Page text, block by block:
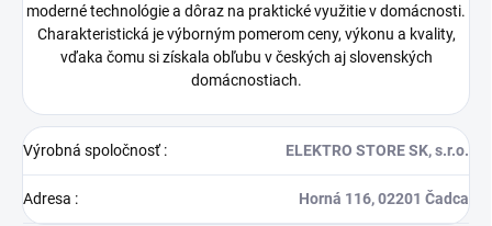
moderné technológie a dôraz na praktické využitie v domácnosti.
Charakteristická je výborným pomerom ceny, výkonu a kvality,
vďaka čomu si získala obľubu v českých aj slovenských
domácnostiach.
Výrobná spoločnosť: ELEKTRO STORE SK, s.r.o.
Adresa : Horná 116, 02201 Čadca